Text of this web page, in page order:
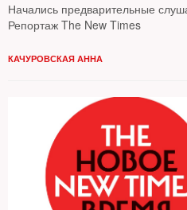
Начались предварительные
Репортаж The New Times
КАЧУРОВСКАЯ АННА